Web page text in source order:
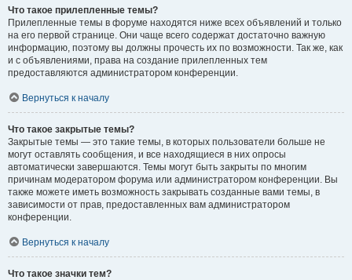
Что такое прилепленные темы?
Прилепленные темы в форуме находятся ниже всех объявлений и только
на его первой странице. Они чаще всего содержат достаточно важную
информацию, поэтому вы должны прочесть их по возможности. Так же, как
и с объявлениями, права на создание прилепленных тем
предоставляются администратором конференции.
Вернуться к началу
Что такое закрытые темы?
Закрытые темы — это такие темы, в которых пользователи больше не
могут оставлять сообщения, и все находящиеся в них опросы
автоматически завершаются. Темы могут быть закрыты по многим
причинам модератором форума или администратором конференции. Вы
также можете иметь возможность закрывать созданные вами темы, в
зависимости от прав, предоставленных вам администратором
конференции.
Вернуться к началу
Что такое значки тем?